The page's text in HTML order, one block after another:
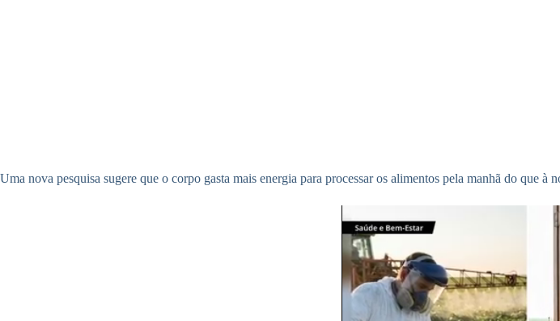
Uma nova pesquisa sugere que o corpo gasta mais energia para processar os alimentos pela manhã do que à